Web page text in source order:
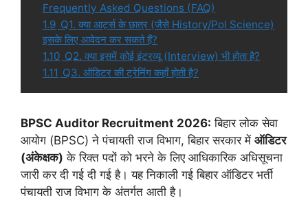
Frequently Asked Questions (FAQ)
1.9 Q1. क्या आर्ट्स के छात्र (जैसे History/Pol Science)
इसके लिए आवेदन कर सकते हैं?
1.10 Q2. क्या इसमें कोई इंटरव्यू (Interview) भी होता है?
1.11 Q3. ऑडिटर की ट्रेनिंग कहाँ होती है?
BPSC Auditor Recruitment 2026: बिहार लोक सेवा
आयोग (BPSC) ने पंचायती राज विभाग, बिहार सरकार में ऑडिटर
(अंकेक्षक) के रिक्त पदों को भरने के लिए आधिकारिक अधिसूचना
जारी कर दी गई दी गई है। यह निकाली गई बिहार ऑडिटर भर्ती
पंचायती राज विभाग के अंतर्गत आती है।